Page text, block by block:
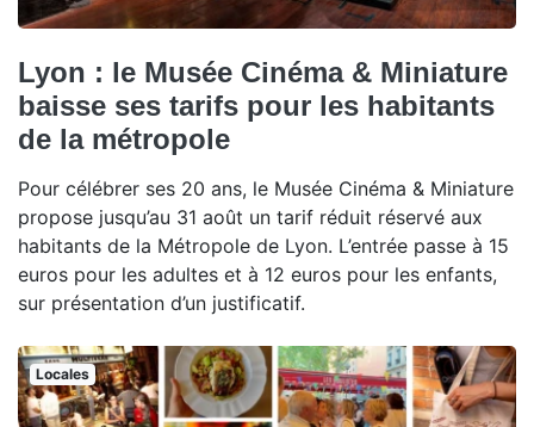
Lyon : le Musée Cinéma & Miniature
baisse ses tarifs pour les habitants
de la métropole
Pour célébrer ses 20 ans, le Musée Cinéma & Miniature
propose jusqu’au 31 août un tarif réduit réservé aux
habitants de la Métropole de Lyon. L’entrée passe à 15
euros pour les adultes et à 12 euros pour les enfants,
sur présentation d’un justificatif.
Locales